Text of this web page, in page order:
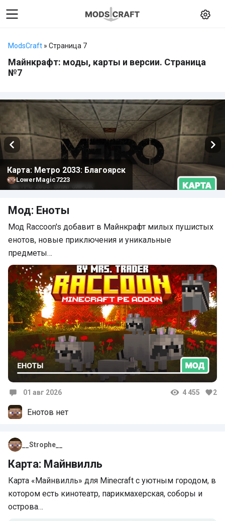
ModsCraft » Страница 7
Майнкрафт: моды, карты и версии. Страница
№7
Карта: Метро 2033: Благоярск
LowerMagic7223
Мод: Еноты
Мод Raccoon's добавит в Майнкрафт милых пушистых
енотов, новые приключения и уникальные
предметы…
01 авг 2026 4 455 2
Енотов нет
__Strophe__
Карта: Майнвилль
Карта «Майнвилль» для Minecraft с уютным городом, в
котором есть кинотеатр, парикмахерская, соборы и
острова…